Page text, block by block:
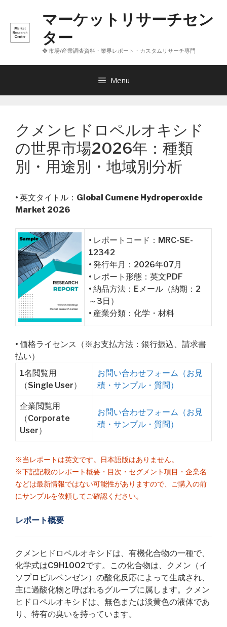
へ
マーケットリサーチセン
ター
❖ 市場/産業調査資料・業界レポート・カスタムリサーチ専門
Menu
クメンヒドロペルオキシド
の世界市場2026年：種類
別・用途別・地域別分析
• 英文タイトル： Global Cumene Hydroperoxide
Market 2026
• レポートコード：MRC-SE-
12342
• 発行年月：2026年07月
• レポート形態：英文PDF
• 納品方法：Eメール（納期：2
～3日）
• 産業分類：化学・材料
• 価格ライセンス（※お支払方法：銀行振込、請求書
払い）
1名閲覧用
（Single User）
お問い合わせフォーム（お見
積・サンプル・質問）
企業閲覧用
（Corporate
User）
お問い合わせフォーム（お見
積・サンプル・質問）
※当レポートは英文です。日本語版はありません。
※下記記載のレポート概要・目次・セグメント項目・企業名
などは最新情報ではない可能性がありますので、ご購入の前
にサンプルを依頼してご確認ください。
レポート概要
クメンヒドロペルオキシドは、有機化合物の一種で、
化学式はC9H10O2です。この化合物は、クメン（イ
ソプロピルベンゼン）の酸化反応によって生成され、
主に過酸化物と呼ばれるグループに属します。クメン
ヒドロペルオキシドは、無色または淡黄色の液体であ
り、特有の臭いを持っています。